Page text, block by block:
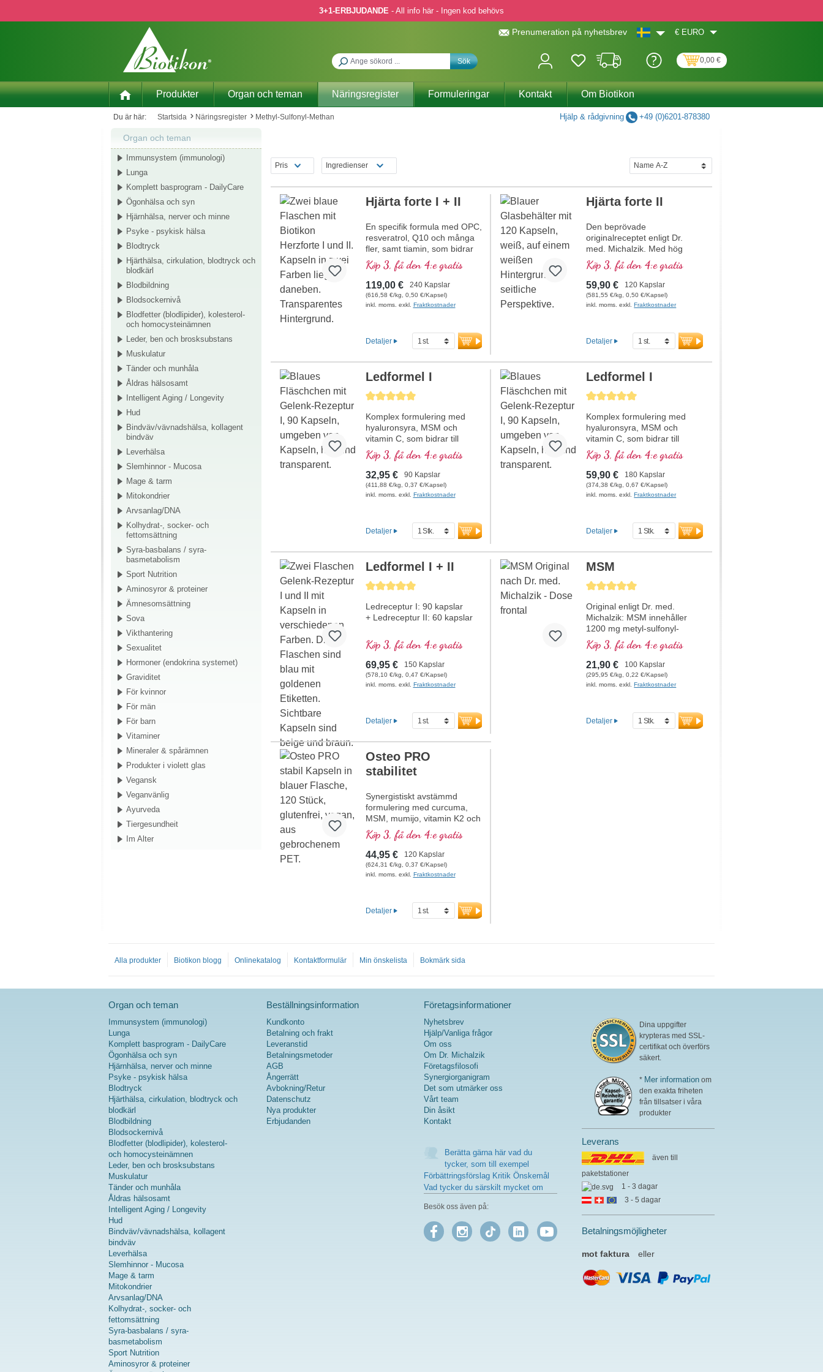
3+1-ERBJUDANDE - All info här - Ingen kod behövs
Prenumeration på nyhetsbrev € EURO
Sök 0,00 €
Produkter Organ och teman Näringsregister Formuleringar Kontakt Om Biotikon
Du är här: Startsida Näringsregister Methyl-Sulfonyl-Methan Hjälp & rådgivning +49 (0)6201-878380
Organ och teman
Immunsystem (immunologi)
Lunga
Komplett basprogram - DailyCare
Ögonhälsa och syn
Hjärnhälsa, nerver och minne
Psyke - psykisk hälsa
Blodtryck
Hjärthälsa, cirkulation, blodtryck och
blodkärl
Blodbildning
Blodsockernivå
Blodfetter (blodlipider), kolesterol-
och homocysteinämnen
Leder, ben och brosksubstans
Muskulatur
Tänder och munhåla
Åldras hälsosamt
Intelligent Aging / Longevity
Hud
Bindväv/vävnadshälsa, kollagent
bindväv
Leverhälsa
Slemhinnor - Mucosa
Mage & tarm
Mitokondrier
Arvsanlag/DNA
Kolhydrat-, socker- och
fettomsättning
Syra-basbalans / syra-
basmetabolism
Sport Nutrition
Aminosyror & proteiner
Ämnesomsättning
Sova
Vikthantering
Sexualitet
Hormoner (endokrina systemet)
Graviditet
För kvinnor
För män
För barn
Vitaminer
Mineraler & spårämnen
Produkter i violett glas
Vegansk
Veganvänlig
Ayurveda
Tiergesundheit
Im Alter
Pris Ingredienser
Hjärta forte I + II
En specifik formula med OPC,
resveratrol, Q10 och många
fler, samt tiamin, som bidrar
till normal hjärtfunktion.
(Formel 1 och Formel 2)
Köp 3, få den 4:e gratis
119,00 € 240 Kapslar
(616,58 €/kg, 0,50 €/Kapsel)
inkl. moms. exkl. Fraktkostnader
Detaljer
Hjärta forte II
Den beprövade
originalreceptet enligt Dr.
med. Michalzik. Med hög
koncentration av viktiga
växtbaserade makro- och
mikronäringsämnen. Med
värdefullt glutation,
högbiotillgängligt acetyl-L-
1-recepturen. Mycket effektivt
– originalet från Biotikon
produktion i Tyskland av ett
traditionsrikt familjeföretag.
Utan tillsatser, högrent och
utvecklat av ett läkarteam
med hög expertis inom
växtämnen samt makro- och
mikronäringsämnen under
Michalzik.
Köp 3, få den 4:e gratis
59,90 € 120 Kapslar
(581,55 €/kg, 0,50 €/Kapsel)
inkl. moms. exkl.Fraktkostnader
Detaljer
Genomsnittligt betyg på 5 av 5 stjärnor
Ledformel I
Komplex formulering med
hyaluronsyra, MSM och
vitamin C, som bidrar till
normal kollagenbildning för
normal broskfunktion. För
specifik tillförsel till broskiga
ledstrukturer i en optimal
sammansättning.
Köp 3, få den 4:e gratis
32,95 € 90 Kapslar
(411,88 €/kg, 0,37 €/Kapsel)
inkl. moms. exkl. Fraktkostnader
Detaljer
Genomsnittligt betyg på 5 av 5 stjärnor
Ledformel I
Komplex formulering med
hyaluronsyra, MSM och
vitamin C, som bidrar till
normal kollagenbildning för
normal broskfunktion. För
specifik tillförsel till broskiga
ledstrukturer i en optimal
sammansättning.
Köp 3, få den 4:e gratis
59,90 € 180 Kapslar
(374,38 €/kg, 0,67 €/Kapsel)
inkl. moms. exkl.Fraktkostnader
Detaljer
Genomsnittligt betyg på 5 av 5 stjärnor
Ledformel I + II
Ledreceptur I: 90 kapslar
+ Ledreceptur II: 60 kapslar
Köp 3, få den 4:e gratis
69,95 € 150 Kapslar
(578,10 €/kg, 0,47 €/Kapsel)
inkl. moms. exkl. Fraktkostnader
Detaljer
Genomsnittligt betyg på 5 av 5 stjärnor
MSM
Original enligt Dr. med.
Michalzik: MSM innehåller
1200 mg metyl-sulfonyl-
metan per dagsdos (2
kapslar). MSM är en
biologiskt aktiv svavelförening
som skiljer sig tydligt från
elementärt svavel. Den är
högkvalitativa kosttillskott är
fritt från tillsatser och
Köp 3, få den 4:e gratis
21,90 € 100 Kapslar
(295,95 €/kg, 0,22 €/Kapsel)
inkl. moms. exkl.Fraktkostnader
Detaljer
Osteo PRO
stabilitet
Synergistiskt avstämmd
formulering med curcuma,
MSM, mumijo, vitamin K2 och
D3, inbäddad i värdefulla
fosfolipider. Sango-korall med
magnesium och kalcium, som
bidrar till att bibehålla normal
benstomme.
Köp 3, få den 4:e gratis
44,95 € 120 Kapslar
(624,31 €/kg, 0,37 €/Kapsel)
inkl. moms. exkl. Fraktkostnader
Detaljer
Alla produkter Biotikon blogg Onlinekatalog Kontaktformulär Min önskelista Bokmärk sida
Organ och teman
Immunsystem (immunologi)
Lunga
Komplett basprogram - DailyCare
Ögonhälsa och syn
Hjärnhälsa, nerver och minne
Psyke - psykisk hälsa
Blodtryck
Hjärthälsa, cirkulation, blodtryck och
blodkärl
Blodbildning
Blodsockernivå
Blodfetter (blodlipider), kolesterol-
och homocysteinämnen
Leder, ben och brosksubstans
Muskulatur
Tänder och munhåla
Åldras hälsosamt
Intelligent Aging / Longevity
Hud
Bindväv/vävnadshälsa, kollagent
bindväv
Leverhälsa
Slemhinnor - Mucosa
Mage & tarm
Mitokondrier
Arvsanlag/DNA
Kolhydrat-, socker- och
fettomsättning
Syra-basbalans / syra-
basmetabolism
Sport Nutrition
Aminosyror & proteiner
Beställningsinformation
Kundkonto
Betalning och frakt
Leveranstid
Betalningsmetoder
AGB
Ångerrätt
Avbokning/Retur
Datenschutz
Nya produkter
Erbjudanden
Företagsinformationer
Nyhetsbrev
Hjälp/Vanliga frågor
Om oss
Om Dr. Michalzik
Företagsfilosofi
Synergiorganigram
Det som utmärker oss
Vårt team
Din åsikt
Kontakt
Berätta gärna här vad du
tycker, som till exempel
Förbättringsförslag Kritik Önskemål
Vad tycker du särskilt mycket om
Besök oss även på:
Dina uppgifter
krypteras med SSL-
certifikat och överförs
säkert.
* Mer information om
den exakta friheten
från tillsatser i våra
produkter
Leverans
även till
paketstationer
1 - 3 dagar
3 - 5 dagar
Betalningsmöjligheter
mot faktura eller